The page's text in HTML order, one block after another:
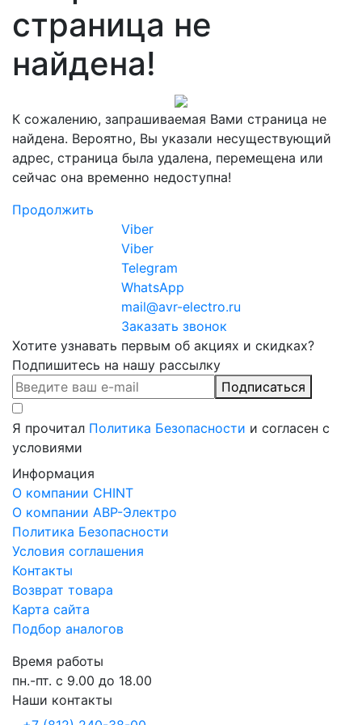
страница не
найдена!
К сожалению, запрашиваемая Вами страница не
найдена. Вероятно, Вы указали несуществующий
адрес, страница была удалена, перемещена или
сейчас она временно недоступна!
Продолжить
Viber
Viber
Telegram
WhatsApp
mail@avr-electro.ru
Заказать звонок
Хотите узнавать первым об акциях и скидках?
Подпишитесь на нашу рассылку
Подписаться
Я прочитал Политика Безопасности и согласен с
условиями
Информация
О компании CHINT
О компании АВР-Электро
Политика Безопасности
Условия соглашения
Контакты
Возврат товара
Карта сайта
Подбор аналогов
Время работы
пн.-пт. с 9.00 до 18.00
Наши контакты